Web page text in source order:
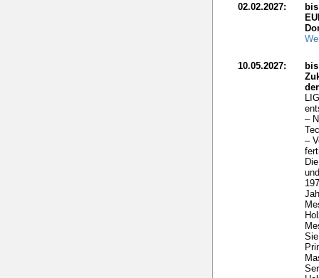
02.02.2027:
bis
10.05.2027:
bis
–
–